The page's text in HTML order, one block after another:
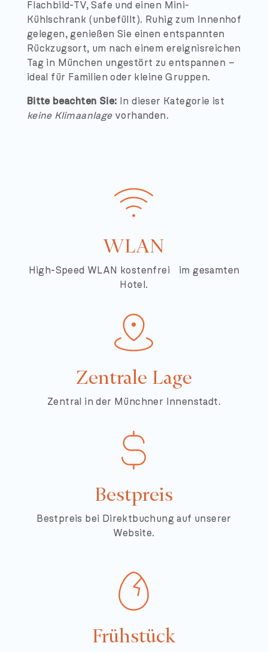
Flachbild-TV, Safe und einen Mini-
Kühlschrank (unbefüllt). Ruhig zum Innenhof
gelegen, genießen Sie einen entspannten
Rückzugsort, um nach einem ereignisreichen
Tag in München ungestört zu entspannen –
ideal für Familien oder kleine Gruppen.
Bitte beachten Sie: In dieser Kategorie ist
keine Klimaanlagevorhanden.
WLAN
High-Speed WLAN kostenfrei im gesamten
Hotel.
Zentrale Lage
Zentral in der Münchner Innenstadt.
Bestpreis
Bestpreis bei Direktbuchung auf unserer
Website.
Frühstück